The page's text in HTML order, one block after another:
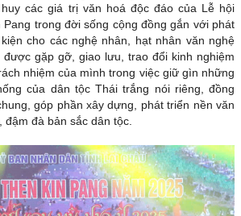
các giá trị văn hoá độc đáo của Lễ hội
Pang trong đời sống cộng đồng gắn với phát
cho các nghệ nhân, hạt nhân văn nghệ
gặp gỡ, giao lưu, trao đổi kinh nghiệm
nhiệm của mình trong việc giữ gìn những
của dân tộc Thái trắng nói riêng, đồng
góp phần xây dựng, phát triển nền văn
đậm đà bản sắc dân tộc.